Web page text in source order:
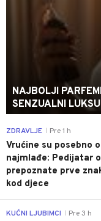
NAJBOLJI
SENZUALNI
ZDRAVLJE Pre 1 h
Vrućine su posebno
najmlađe: Pedijatar
prepoznate prve
kod djece
KUĆNI LJUBIMCI Pre 3 h